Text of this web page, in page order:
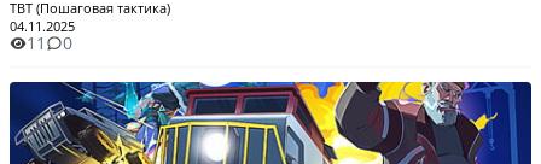
TBT (Пошаговая тактика)
04.11.2025
11 0